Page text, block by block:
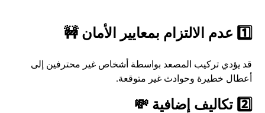
1️⃣ عدم الالتزام بمعايير الأمان 🚧
قد يؤدي تركيب المصعد بواسطة أشخاص غير محترفين إلى
أعطال خطيرة وحوادث غير متوقعة.
2️⃣ تكاليف إضافية 💸